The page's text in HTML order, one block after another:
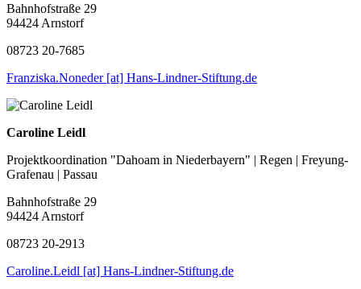
Bahnhofstraße 29
94424 Arnstorf
08723 20-7685
Franziska.Noneder [at] Hans-Lindner-Stiftung.de
Caroline Leidl
Projektkoordination "Dahoam in Niederbayern" | Regen | Freyung-
Grafenau | Passau
Bahnhofstraße 29
94424 Arnstorf
08723 20-2913
Caroline.Leidl [at] Hans-Lindner-Stiftung.de